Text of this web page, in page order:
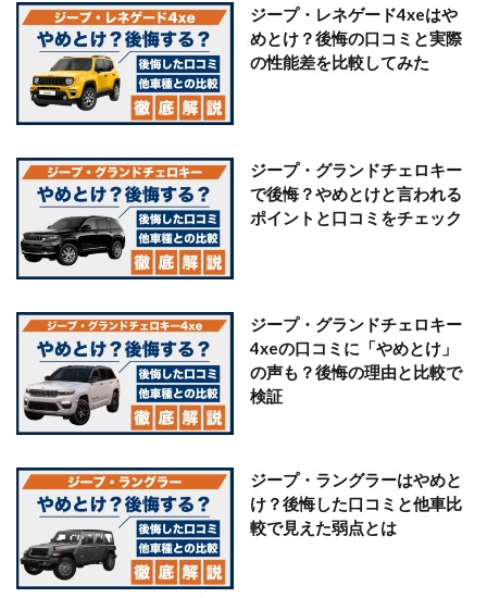
ジープ・レネゲード4xeはや
めとけ？後悔の口コミと実際
の性能差を比較してみた
ジープ・グランドチェロキー
で後悔？やめとけと言われる
ポイントと口コミをチェック
ジープ・グランドチェロキー
4xeの口コミに「やめとけ」
の声も？後悔の理由と比較で
検証
ジープ・ラングラーはやめと
け？後悔した口コミと他車比
較で見えた弱点とは